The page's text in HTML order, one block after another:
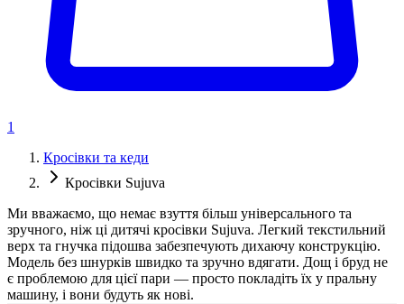
1
Кросівки та кеди
Кросівки Sujuva
Ми вважаємо, що немає взуття більш універсального та
зручного, ніж ці дитячі кросівки Sujuva. Легкий текстильний
верх та гнучка підошва забезпечують дихаючу конструкцію.
Модель без шнурків швидко та зручно вдягати. Дощ і бруд не
є проблемою для цієї пари — просто покладіть їх у пральну
машину, і вони будуть як нові.